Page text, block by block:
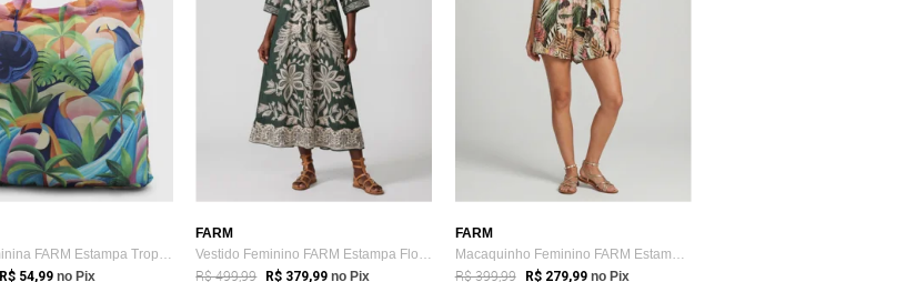
Bolsa Feminina FARM Estampa Tropical Verde
R$ 54,99 no Pix
FARM
Vestido Feminino FARM Estampa Floral Verde
R$ 499,99 R$ 379,99 no Pix
FARM
Macaquinho Feminino FARM Estampado Verde
R$ 399,99 R$ 279,99 no Pix